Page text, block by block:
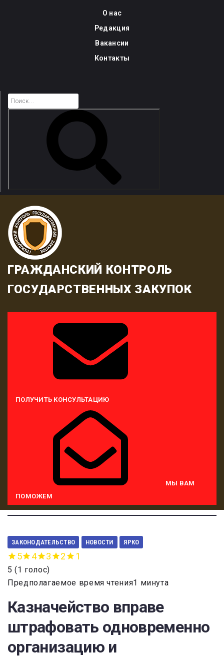
О нас
Редакция
Вакансии
Контакты
ГРАЖДАНСКИЙ КОНТРОЛЬ
ГОСУДАРСТВЕННЫХ ЗАКУПОК
ПОЛУЧИТЬ КОНСУЛЬТАЦИЮ
МЫ ВАМ
ПОМОЖЕМ
ЗАКОНОДАТЕЛЬСТВО НОВОСТИ ЯРКО
5 4 3 2 1
5 (1 голос)
Предполагаемое время чтения1 минута
Казначейство вправе
штрафовать одновременно
организацию и